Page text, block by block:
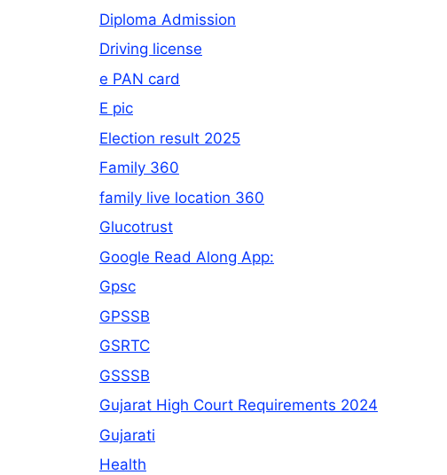
Diploma Admission
Driving license
e PAN card
E pic
Election result 2025
Family 360
family live location 360
Glucotrust
Google Read Along App:
Gpsc
GPSSB
GSRTC
GSSSB
Gujarat High Court Requirements 2024
Gujarati
Health